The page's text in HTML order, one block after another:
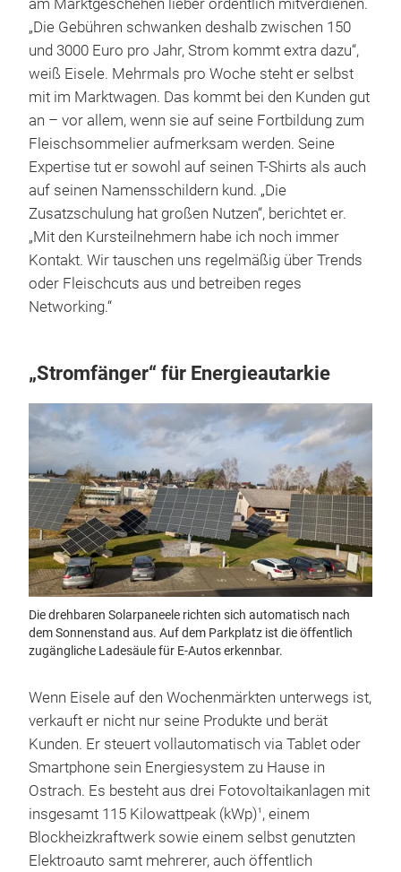
am Marktgeschehen lieber ordentlich mitverdienen.
„Die Gebühren schwanken deshalb zwischen 150
und 3000 Euro pro Jahr, Strom kommt extra dazu“,
weiß Eisele. Mehrmals pro Woche steht er selbst
mit im Marktwagen. Das kommt bei den Kunden gut
an – vor allem, wenn sie auf seine Fortbildung zum
Fleischsommelier aufmerksam werden. Seine
Expertise tut er sowohl auf seinen T-Shirts als auch
auf seinen Namensschildern kund. „Die
Zusatzschulung hat großen Nutzen“, berichtet er.
„Mit den Kursteilnehmern habe ich noch immer
Kontakt. Wir tauschen uns regelmäßig über Trends
oder Fleischcuts aus und betreiben reges
Networking.“
„Stromfänger“ für Energieautarkie
Die drehbaren Solarpaneele richten sich automatisch nach
dem Sonnenstand aus. Auf dem Parkplatz ist die öffentlich
zugängliche Ladesäule für E-Autos erkennbar.
Wenn Eisele auf den Wochenmärkten unterwegs ist,
verkauft er nicht nur seine Produkte und berät
Kunden. Er steuert vollautomatisch via Tablet oder
Smartphone sein Energiesystem zu Hause in
Ostrach. Es besteht aus drei Fotovoltaikanlagen mit
insgesamt 115 Kilowattpeak (kWp)1 , einem
Blockheizkraftwerk sowie einem selbst genutzten
Elektroauto samt mehrerer, auch öffentlich